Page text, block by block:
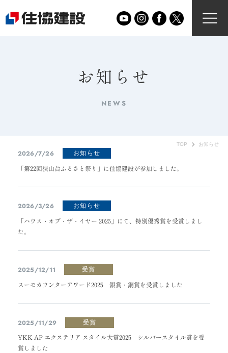
お知らせ
NEWS
TOP お知らせ
2026/7/26 お知らせ
「第22回狭山台ふるさと祭り」に住協建設が参加しました。
2026/3/26 お知らせ
「ハウス・オブ・ザ・イヤー 2025」にて、特別優秀賞を受賞しまし
た。
2025/12/11 受賞
スーモカウンターアワード2025 銀賞・銅賞を受賞しました
2025/11/29 受賞
YKK AP エクステリア スタイル大賞2025 シルバースタイル賞を受
賞しました